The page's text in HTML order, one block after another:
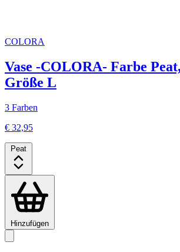
COLORA
Vase -COLORA- Farbe
Größe L
3 Farben
€ 32,95
Peat
Hinzufügen